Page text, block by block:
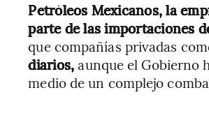
Petróleos Mexicanos, la
parte de las importaciones
que compañías privadas
diarios,aunque el Gobierno
medio de un complejo